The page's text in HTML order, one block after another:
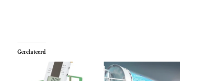
Gerelateerd